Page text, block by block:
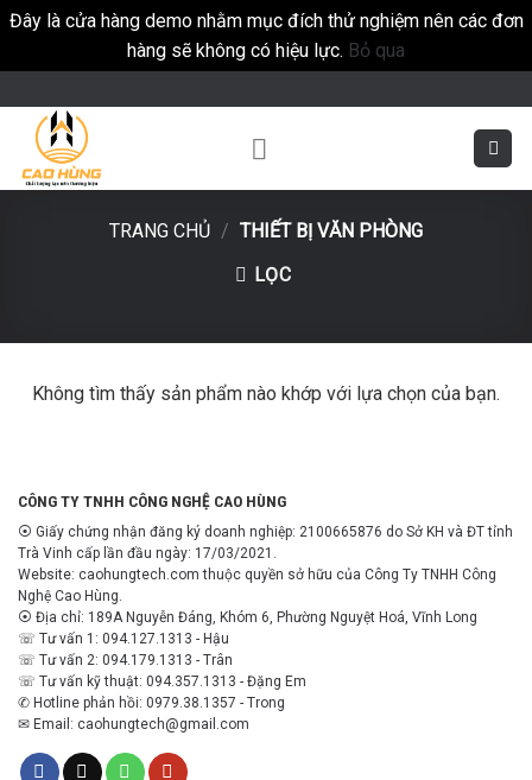
Đây là cửa hàng demo nhằm mục đích thử nghiệm nên các đơn
hàng sẽ không có hiệu lực. Bỏ qua
to
content
TRANG CHỦ / THIẾT BỊ VĂN PHÒNG
LỌC
Không tìm thấy sản phẩm nào khớp với lựa chọn của bạn.
CÔNG TY TNHH CÔNG NGHỆ CAO HÙNG
⦿ Giấy chứng nhận đăng ký doanh nghiệp: 2100665876 do Sở KH và ĐT tỉnh
Trà Vinh cấp lần đầu ngày: 17/03/2021.
Website: caohungtech.com thuộc quyền sở hữu của Công Ty TNHH Công
Nghệ Cao Hùng.
⦿ Địa chỉ: 189A Nguyễn Đáng, Khóm 6, Phường Nguyệt Hoá, Vĩnh Long
☏ Tư vấn 1: 094.127.1313 - Hậu
☏ Tư vấn 2: 094.179.1313 - Trân
☏ Tư vấn kỹ thuật: 094.357.1313 - Đặng Em
✆ Hotline phản hồi: 0979.38.1357 - Trong
✉ Email: caohungtech@gmail.com